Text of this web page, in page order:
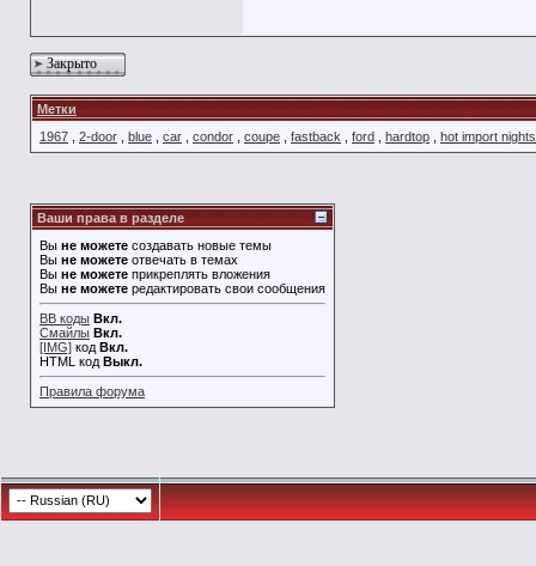
Закрыто
Метки
1967
2-door blue car condor coupe fastback ford hardtop hot import nights
Ваши права в разделе
Вы не можете создавать новые темы
Вы не можете отвечать в темах
Вы не можете прикреплять вложения
Вы не можете редактировать свои сообщения
BB коды Вкл.
Смайлы Вкл.
[IMG] код Вкл.
HTML код Выкл.
Правила форума